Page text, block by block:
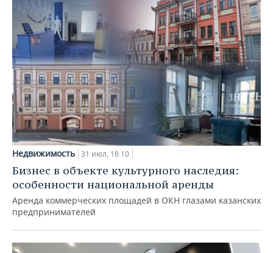
Недвижимость 31 июл, 18:10
Бизнес в объекте культурного наследия:
особенности национальной аренды
Аренда коммерческих площадей в ОКН глазами казанских
предпринимателей